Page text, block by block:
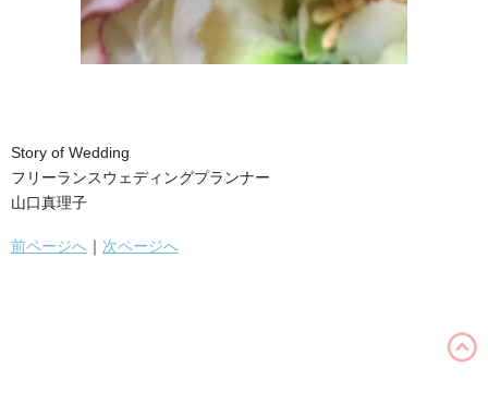
Story of Wedding
フリーランスウェディングプランナー
山口真理子
前ページへ ｜ 次ページへ